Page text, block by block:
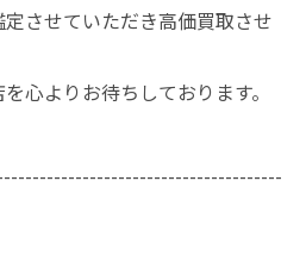
させていただき高価買取させ
心よりお待ちしております。